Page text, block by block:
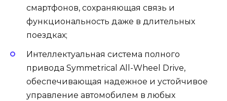
смартфонов, сохраняющая связь и
функциональность даже в длительных
поездках;
Интеллектуальная система полного
привода Symmetrical All-Wheel Drive,
обеспечивающая надежное и устойчивое
управление автомобилем в любых